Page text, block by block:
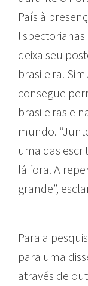
País à
lispectorianas
deixa seu
brasileira.
consegue
brasileiras e
mundo.
uma das
lá fora. A
grande”,
Para a
para uma
através de